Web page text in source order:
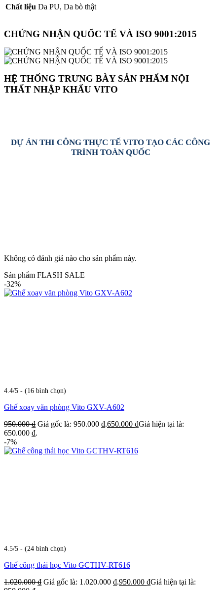
Chất liệu Da PU, Da bò thật
CHỨNG NHẬN QUỐC TẾ VÀ ISO 9001:2015
HỆ THỐNG TRƯNG BÀY SẢN PHẨM NỘI
THẤT NHẬP KHẨU VITO
DỰ ÁN THI CÔNG THỰC TẾ VITO TẠO CÁC CÔNG
TRÌNH TOÀN QUỐC
Không có đánh giá nào cho sản phẩm này.
Sản phẩm FLASH SALE
-32%
4.4/5 - (16 bình chọn)
Ghế xoay văn phòng Vito GXV-A602
950.000₫ Giá gốc là: 950.000 ₫.650.000 ₫Giá hiện tại là:
650.000 ₫.
-7%
4.5/5 - (24 bình chọn)
Ghế công thái học Vito GCTHV-RT616
1.020.000₫ Giá gốc là: 1.020.000 ₫.950.000 ₫Giá hiện tại là: